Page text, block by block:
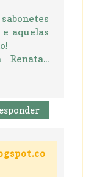
aquelas